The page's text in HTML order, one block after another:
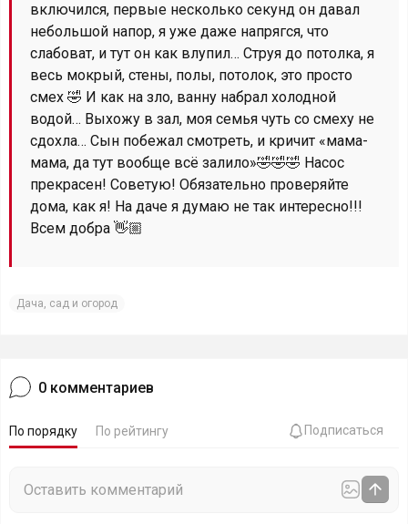
включился, первые несколько секунд он давал
небольшой напор, я уже даже напрягся, что
слабоват, и тут он как влупил… Струя до потолка, я
весь мокрый, стены, полы, потолок, это просто
смех 🤣 И как на зло, ванну набрал холодной
водой… Выхожу в зал, моя семья чуть со смеху не
сдохла… Сын побежал смотреть, и кричит «мама-
мама, да тут вообще всё залило»🤣🤣🤣 Насос
прекрасен! Советую! Обязательно проверяйте
дома, как я! На даче я думаю не так интересно!!!
Всем добра 👋🏼
Дача, сад и огород
0 комментариев
По порядку По рейтингу Подписаться